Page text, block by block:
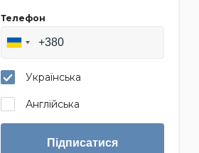
Телефон
Українська
Англійська
Підписатися